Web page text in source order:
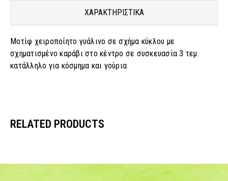
ΧΑΡΑΚΤΗΡΙΣΤΙΚΑ
Μοτίφ χειροποίητο γυάλινο σε σχήμα κύκλου με
σχηματισμένο καράβι στο κέντρο σε συσκευασία 3 τεμ.
κατάλληλο για κόσμημα και γούρια
RELATED PRODUCTS